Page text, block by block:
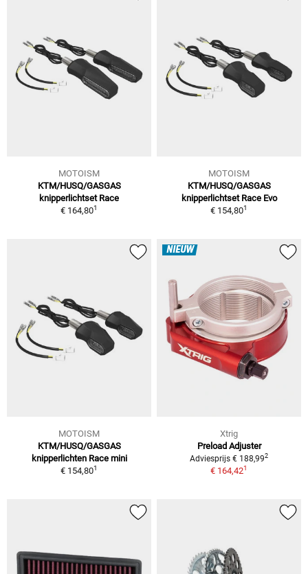
MOTOISM
KTM/HUSQ/GASGAS
knipperlichtset Race
€ 164,801
MOTOISM
KTM/HUSQ/GASGAS
knipperlichtset Race Evo
€ 154,801
MOTOISM
KTM/HUSQ/GASGAS
knipperlichten Race mini
€ 154,801
NIEUW
Xtrig
Preload Adjuster
Adviesprijs € 188,992
€ 164,421